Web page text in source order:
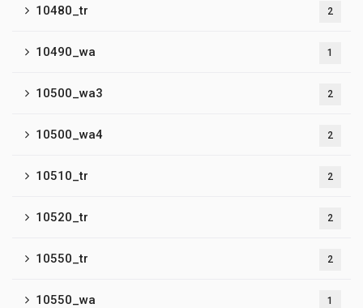
10480_tr 2
10490_wa 1
10500_wa3 2
10500_wa4 2
10510_tr 2
10520_tr 2
10550_tr 2
10550_wa 1